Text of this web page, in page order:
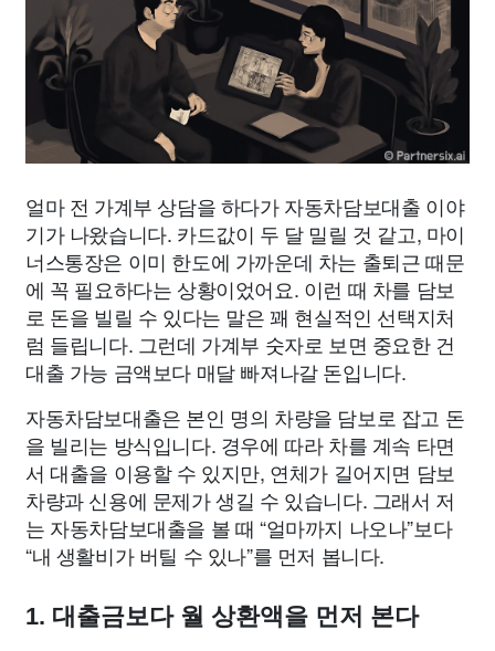
얼마 전 가계부 상담을 하다가 자동차담보대출 이야
기가 나왔습니다. 카드값이 두 달 밀릴 것 같고, 마이
너스통장은 이미 한도에 가까운데 차는 출퇴근 때문
에 꼭 필요하다는 상황이었어요. 이런 때 차를 담보
로 돈을 빌릴 수 있다는 말은 꽤 현실적인 선택지처
럼 들립니다. 그런데 가계부 숫자로 보면 중요한 건
대출 가능 금액보다 매달 빠져나갈 돈입니다.
자동차담보대출은 본인 명의 차량을 담보로 잡고 돈
을 빌리는 방식입니다. 경우에 따라 차를 계속 타면
서 대출을 이용할 수 있지만, 연체가 길어지면 담보
차량과 신용에 문제가 생길 수 있습니다. 그래서 저
는 자동차담보대출을 볼 때 “얼마까지 나오나”보다
“내 생활비가 버틸 수 있나”를 먼저 봅니다.
1. 대출금보다 월 상환액을 먼저 본다